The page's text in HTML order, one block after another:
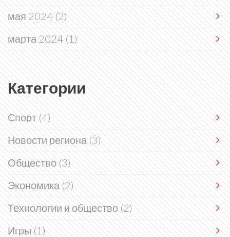
мая 2024(2)
марта 2024(1)
Категории
Спорт(4)
Новости региона(3)
Общество(3)
Экономика(2)
Технологии и общество(2)
Игры(1)